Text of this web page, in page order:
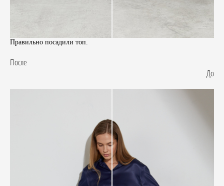
Правильно посадили топ.
После
До